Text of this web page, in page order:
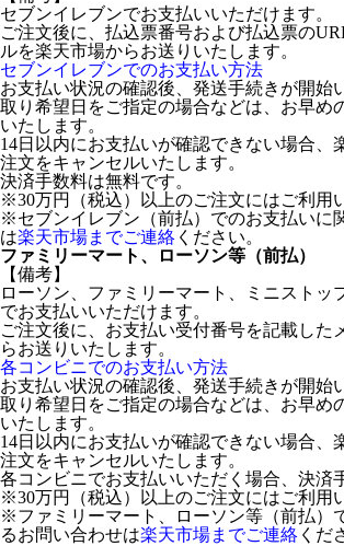
セブンイレブンでお支払いいただけます。
ご注文後に、払込票番号および払込票の
ルを楽天市場からお送りいたします。
セブンイレブンでのお支払い方法
お支払い状況の確認後、発送手続きが開始
取り希望日をご指定の場合などは、お早め
いたします。
14日以内にお支払いが確認できない場合、
注文をキャンセルいたします。
決済手数料は無料です。
※30万円（税込）以上のご注文にはご利用
※セブンイレブン（前払）でのお支払いに
は楽天市場までご連絡 ください。
ファミリーマート、ローソン等（前払）
【備考】
ローソン、ファミリーマート、ミニストッ
でお支払いいただけます。
ご注文後に、お支払い受付番号を記載した
らお送りいたします。
各コンビニでのお支払い方法
お支払い状況の確認後、発送手続きが開始
取り希望日をご指定の場合などは、お早め
いたします。
14日以内にお支払いが確認できない場合、
注文をキャンセルいたします。
各コンビニでお支払いいただく場合、決済
※30万円（税込）以上のご注文にはご利用
※ファミリーマート、ローソン等（前払）
るお問い合わせは楽天市場までご連絡 くだ